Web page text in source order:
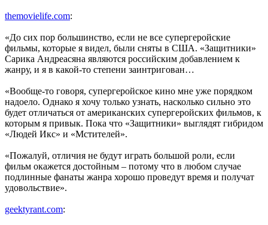
themovielife.com:
«До сих пор большинство, если не все супергеройские
фильмы, которые я видел, были сняты в США. «Защитники»
Сарика Андреасяна являются российским добавлением к
жанру, и я в какой-то степени заинтригован…
«Вообще-то говоря, супергеройское кино мне уже порядком
надоело. Однако я хочу только узнать, насколько сильно это
будет отличаться от американских супергеройских фильмов, к
которым я привык. Пока что «Защитники» выглядят гибридом
«Людей Икс» и «Мстителей».
«Пожалуй, отличия не будут играть большой роли, если
фильм окажется достойным – потому что в любом случае
подлинные фанаты жанра хорошо проведут время и получат
удовольствие».
geektyrant.com: